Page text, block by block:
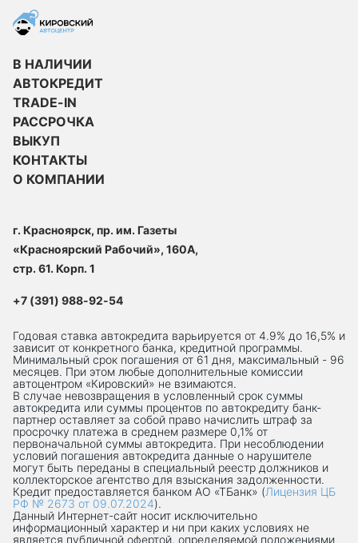
В НАЛИЧИИ
АВТОКРЕДИТ
TRADE-IN
РАССРОЧКА
ВЫКУП
КОНТАКТЫ
О КОМПАНИИ
г. Красноярск, пр. им. Газеты
«Красноярский Рабочий», 160А,
стр. 61. Корп. 1
+7 (391) 988-92-54
Годовая ставка автокредита варьируется от 4.9% до 16,5% и
зависит от конкретного банка, кредитной программы.
Минимальный срок погашения от 61 дня, максимальный - 96
месяцев. При этом любые дополнительные комиссии
автоцентром «Кировский» не взимаются.
В случае невозвращения в условленный срок суммы
автокредита или суммы процентов по автокредиту банк-
партнер оставляет за собой право начислить штраф за
просрочку платежа в среднем размере 0,1% от
первоначальной суммы автокредита. При несоблюдении
условий погашения автокредита данные о нарушителе
могут быть переданы в специальный реестр должников и
коллекторское агентство для взыскания задолженности.
Кредит предоставляется банком АО «ТБанк» (Лицензия ЦБ
РФ № 2673 от 09.07.2024).
Данный Интернет-сaйт носит исключительно
информационный характер и ни при каких условиях не
является публичной офертой, определяемой положениями